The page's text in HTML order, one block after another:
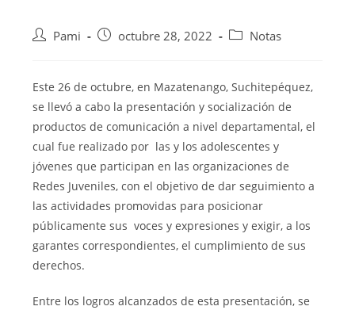
Pami octubre 28, 2022 Notas
Este 26 de octubre, en Mazatenango, Suchitepéquez,
se llevó a cabo la presentación y socialización de
productos de comunicación a nivel departamental, el
cual fue realizado por las y los adolescentes y
jóvenes que participan en las organizaciones de
Redes Juveniles, con el objetivo de dar seguimiento a
las actividades promovidas para posicionar
públicamente sus voces y expresiones y exigir, a los
garantes correspondientes, el cumplimiento de sus
derechos.
Entre los logros alcanzados de esta presentación, se